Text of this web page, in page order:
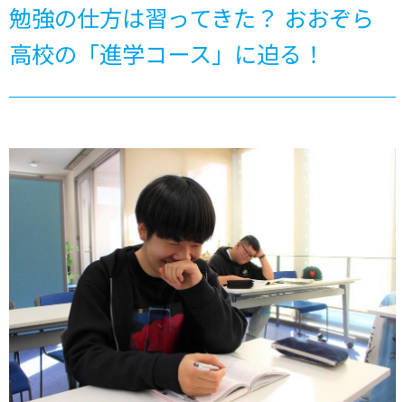
勉強の仕方は習ってきた？ おおぞら
高校の「進学コース」に迫る！